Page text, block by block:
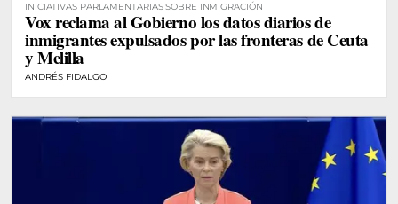
INICIATIVAS PARLAMENTARIAS SOBRE INMIGRACIÓN
Vox reclama al Gobierno los datos diarios de
inmigrantes expulsados por las fronteras de Ceuta
y Melilla
ANDRÉS FIDALGO